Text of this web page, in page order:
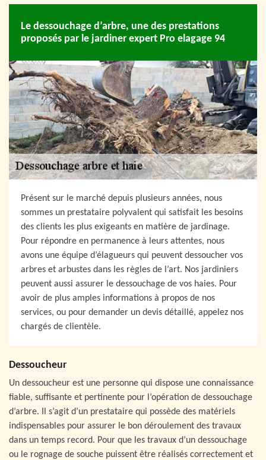
Le dessouchage d’arbre, une des prestations
proposés par le jardiner expert Pro elagage 94
Présent sur le marché depuis plusieurs années, nous
sommes un prestataire polyvalent qui satisfait les besoins
des clients les plus exigeants en matière de jardinage.
Pour répondre en permanence à leurs attentes, nous
avons une équipe d’élagueurs qui peuvent dessoucher vos
arbres et arbustes dans les règles de l’art. Nos jardiniers
peuvent aussi assurer le dessouchage de vos haies. Pour
avoir de plus amples informations à propos de nos
services, ou pour demander un devis détaillé, appelez nos
chargés de clientèle.
Dessoucheur
Un dessoucheur est une personne qui dispose une connaissance
fiable, suffisante et pertinente pour l’opération de dessouchage
d’arbre. Il s’agit d’un prestataire qui possède des matériels
indispensables pour assurer le bon déroulement des travaux
dans un temps record. Pour que les travaux d’un dessouchage
ou le rognage de souche puissent être réalisés correctement et